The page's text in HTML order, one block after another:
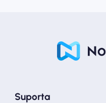
Suporta